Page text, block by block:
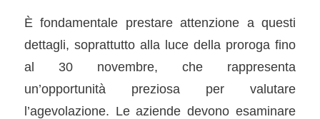
È fondamentale prestare attenzione a questi
dettagli, soprattutto alla luce della proroga fino
al 30 novembre, che rappresenta
un’opportunità preziosa per valutare
l’agevolazione. Le aziende devono esaminare